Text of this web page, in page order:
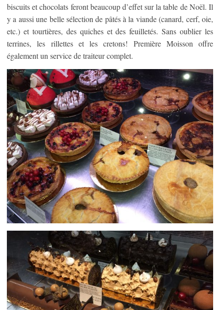
biscuits et chocolats feront beaucoup d’effet sur la table de Noël. Il
y a aussi une belle sélection de pâtés à la viande (canard, cerf, oie,
etc.) et tourtières, des quiches et des feuilletés. Sans oublier les
terrines, les rillettes et les cretons! Première Moisson offre
également un service de traiteur complet.